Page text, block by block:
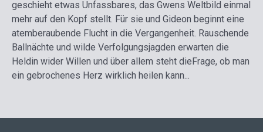
geschieht etwas Unfassbares, das Gwens Weltbild einmal
mehr auf den Kopf stellt. Für sie und Gideon beginnt eine
atemberaubende Flucht in die Vergangenheit. Rauschende
Ballnächte und wilde Verfolgungsjagden erwarten die
Heldin wider Willen und über allem steht dieFrage, ob man
ein gebrochenes Herz wirklich heilen kann...